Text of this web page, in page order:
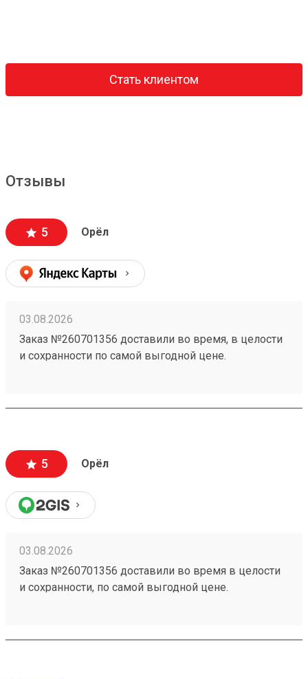
Стать клиентом
Отзывы
5 Орёл
03.08.2026
Заказ №260701356 доставили во время, в целости
и сохранности по самой выгодной цене.
5 Орёл
03.08.2026
Заказ №260701356 доставили во время в целости
и сохранности, по самой выгодной цене.